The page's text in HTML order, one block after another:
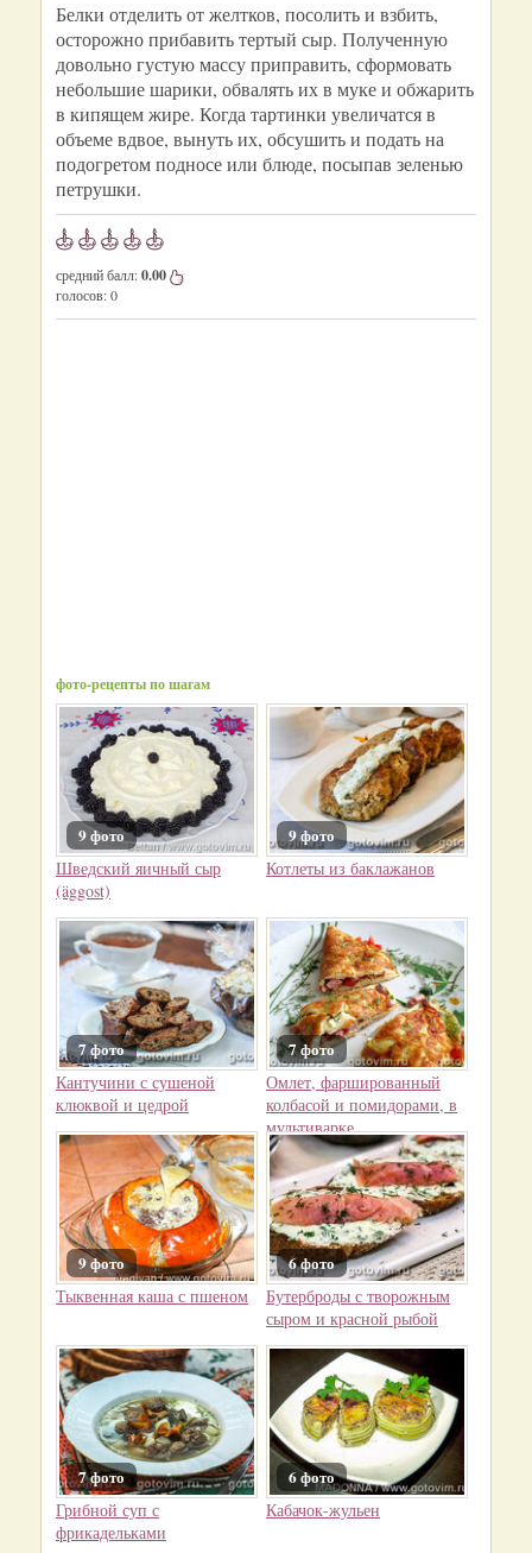
Белки отделить от желтков, посолить и взбить,
осторожно прибавить тертый сыр. Полученную
довольно густую массу приправить, сформовать
небольшие шарики, обвалять их в муке и обжарить
в кипящем жире. Когда тартинки увеличатся в
объеме вдвое, вынуть их, обсушить и подать на
подогретом подносе или блюде, посыпав зеленью
петрушки.
средний балл:0.00
голосов:0
фото-рецепты по шагам
9 фото
Шведский яичный сыр
(äggost)
9 фото
Котлеты из баклажанов
7 фото
Кантучини с сушеной
клюквой и цедрой
7 фото
Омлет, фаршированный
колбасой и помидорами, в
мультиварке
9 фото
Тыквенная каша с пшеном
6 фото
Бутерброды с творожным
сыром и красной рыбой
7 фото
Грибной суп с
фрикадельками
6 фото
Кабачок-жульен